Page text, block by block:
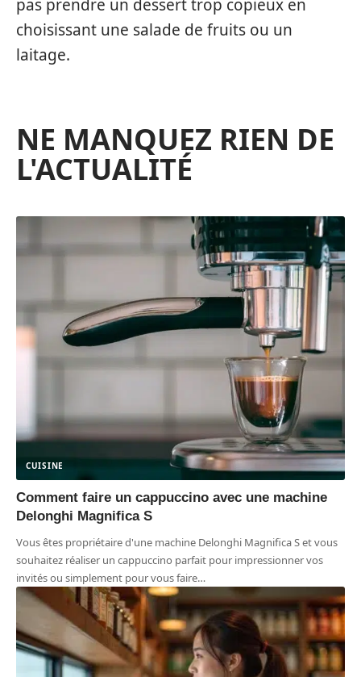
pas prendre un dessert trop copieux en
choisissant une salade de fruits ou un
laitage.
NE MANQUEZ RIEN DE
L'ACTUALITÉ
CUISINE
Comment faire un cappuccino avec une machine
Delonghi Magnifica S
Vous êtes propriétaire d'une machine Delonghi Magnifica S et vous
souhaitez réaliser un cappuccino parfait pour impressionner vos
invités ou simplement pour vous faire…